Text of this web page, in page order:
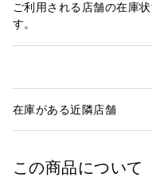
ご利用される店舗の在庫
す。
在庫がある近隣店舗
この商品について